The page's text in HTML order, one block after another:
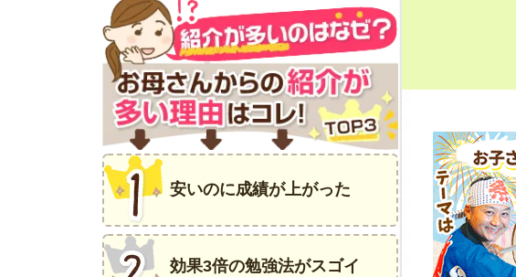
安いのに成績が上がった
効果3倍の勉強法がスゴイ